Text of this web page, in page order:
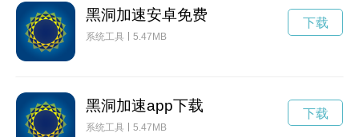
黑洞加速安卓免费
系统工具 5.47MB
下载
黑洞加速app下载
系统工具 5.47MB
下载